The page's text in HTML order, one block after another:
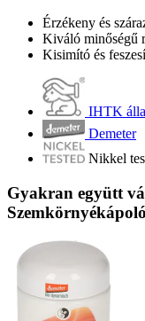
Érzékeny és
Kiváló minőségű
Kisimító és
IHTK
Demeter
Nikkel
Gyakran együtt